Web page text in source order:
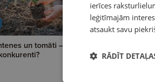
un tomāti — labi kaimiņi
Ķiršu
ierīces
leģitīmajām
atsaukt savu
RĀDĪT